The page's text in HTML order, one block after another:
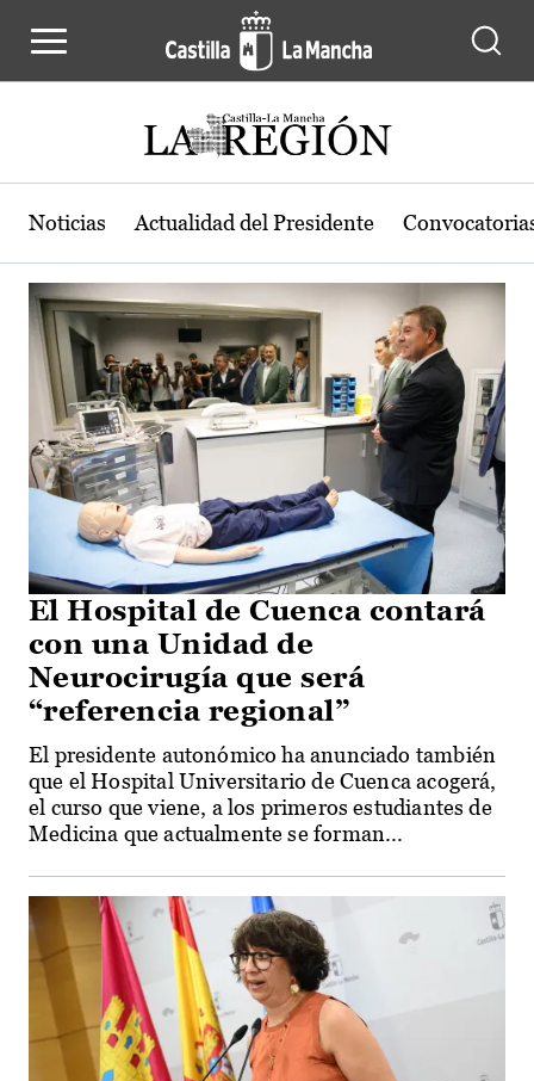
Actualidad de la región de Castilla-
Noticias Actualidad del Presidente
El Hospital de Cuenca contará
con una Unidad de
Neurocirugía que será
“referencia regional”
El presidente autonómico ha anunciado también
que el Hospital Universitario de Cuenca acogerá,
el curso que viene, a los primeros estudiantes de
Medicina que actualmente se forman...